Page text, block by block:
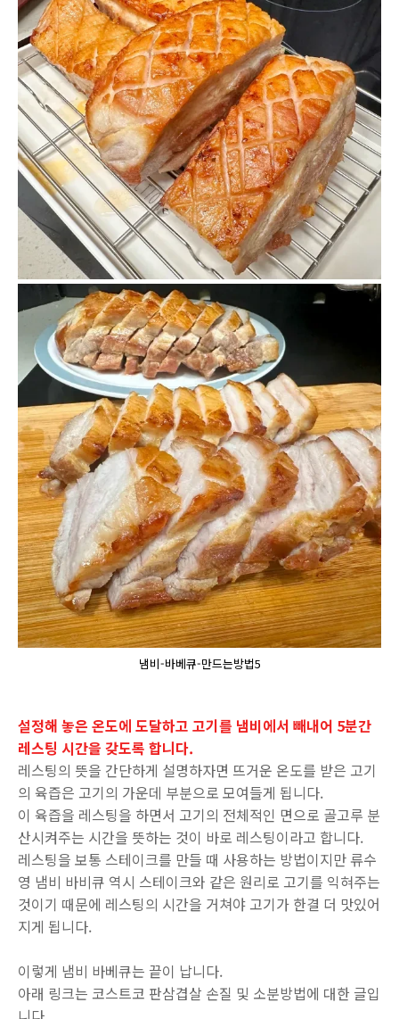
냄비-바베큐-만드는방법5
설정해 놓은 온도에 도달하고 고기를 냄비에서 빼내어 5분간
레스팅 시간을 갖도록 합니다.
레스팅의 뜻을 간단하게 설명하자면 뜨거운 온도를 받은 고기
의 육즙은 고기의 가운데 부분으로 모여들게 됩니다.
이 육즙을 레스팅을 하면서 고기의 전체적인 면으로 골고루 분
산시켜주는 시간을 뜻하는 것이 바로 레스팅이라고 합니다.
레스팅을 보통 스테이크를 만들 때 사용하는 방법이지만 류수
영 냄비 바비큐 역시 스테이크와 같은 원리로 고기를 익혀주는
것이기 때문에 레스팅의 시간을 거쳐야 고기가 한결 더 맛있어
지게 됩니다.
이렇게 냄비 바베큐는 끝이 납니다.
아래 링크는 코스트코 판삼겹살 손질 및 소분방법에 대한 글입